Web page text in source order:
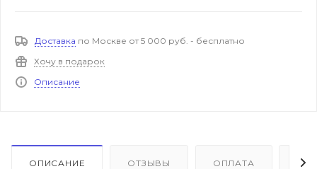
Доставка по Москве от 5 000 руб. - бесплатно
Хочу в подарок
Описание
ОПИСАНИЕ ОТЗЫВЫ ОПЛАТА